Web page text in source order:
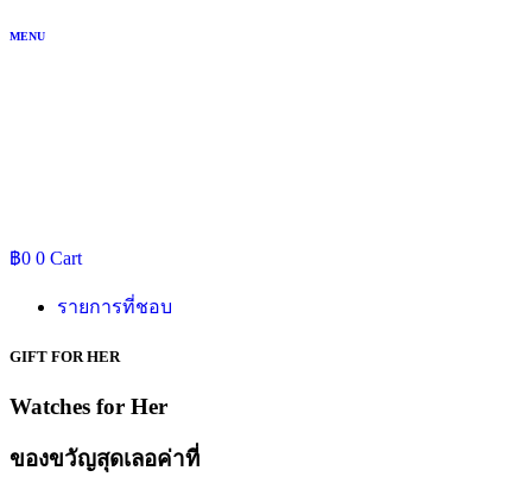
MENU
฿0 0 Cart
รายการที่ชอบ
GIFT FOR HER
Watches for Her
ของขวัญสุดเลอค่าที่